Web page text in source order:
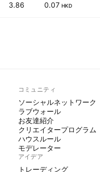
3.86 0.07 HKD
コミュニティ
ソーシャルネットワーク
ラブウォール
お友達紹介
クリエイタープログラム
ハウスルール
モデレーター
アイデア
トレーディング